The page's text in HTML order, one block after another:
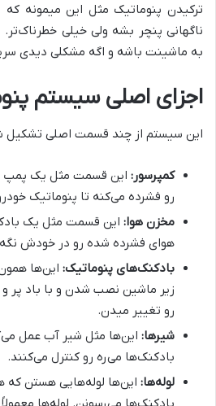
ترکیدن پنوماتیک مثل این میمونه
ناگهانی پنچر بشه ولی خیلی
به ماشینت باشه و اگه مشکلی دیدی
اجزای اصلی سیستم
این سیستم از چند قسمت اصلی
کمپرسور: این قسمت مثل یک پمپ
رو فشرده می‌کنه تا پنوماتیک
مخزن هوا: این قسمت مثل یک
هوای فشرده شده رو در خودش نگه
بادکنک‌های پنوماتیک: این‌ها
زیر ماشین نصب شدن و با باد پر
رو تغییر میدن.
شیرها: این‌ها مثل شیر آب عمل
بادکنک‌ها می‌ره رو کنترل می‌کنند.
لوله‌ها: این‌ها لوله‌هایی هستن که